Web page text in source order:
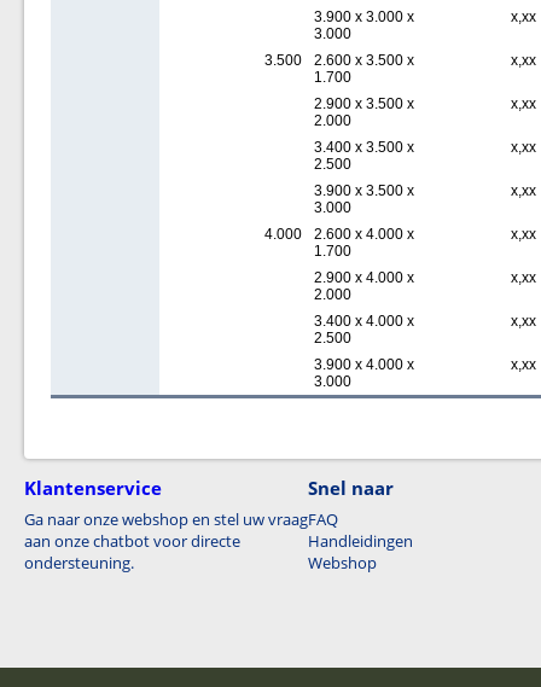
3.900 x 3.000 x
3.000
x,xx
3.500
2.600 x 3.500 x
1.700
x,xx
2.900 x 3.500 x
2.000
x,xx
3.400 x 3.500 x
2.500
x,xx
3.900 x 3.500 x
3.000
x,xx
4.000
2.600 x 4.000 x
1.700
x,xx
2.900 x 4.000 x
2.000
x,xx
3.400 x 4.000 x
2.500
x,xx
3.900 x 4.000 x
3.000
x,xx
Klantenservice
Ga naar onze webshop en stel uw vraag
aan onze chatbot voor directe
ondersteuning.
Snel naar
FAQ
Handleidingen
Webshop